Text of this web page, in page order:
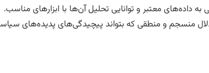
داده‌های معتبر و توانایی تحلیل آن‌ها با ابزارهای مناسب.
منسجم و منطقی که بتواند پیچیدگی‌های پدیده‌های